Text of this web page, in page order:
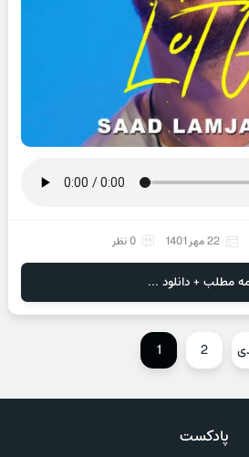
22 مهر 1401 0 نظر
مطلب + دانلود ...
1 2
پادکست